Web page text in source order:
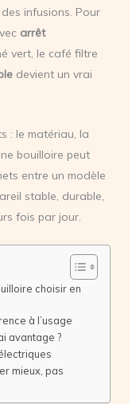
infusions. Pour
arrêt
vert, le café filtre
devient un vrai
: le matériau, la
bouilloire peut
entre un modèle
stable, durable,
fois par jour.
choisir en
à l’usage
avantage ?
mieux, pas